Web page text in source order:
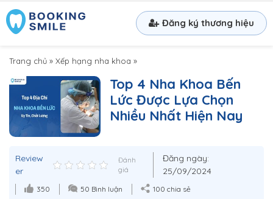
Đăng ký thương hiệu
Trang chủ » Xếp hạng nha khoa »
Top 4 Nha Khoa Bến
Lức Được Lựa Chọn
Nhiều Nhất Hiện Nay
Review
er
Đánh
giá
Đăng ngày:
25/09/2024
350 50 Bình luận 100 chia sẻ